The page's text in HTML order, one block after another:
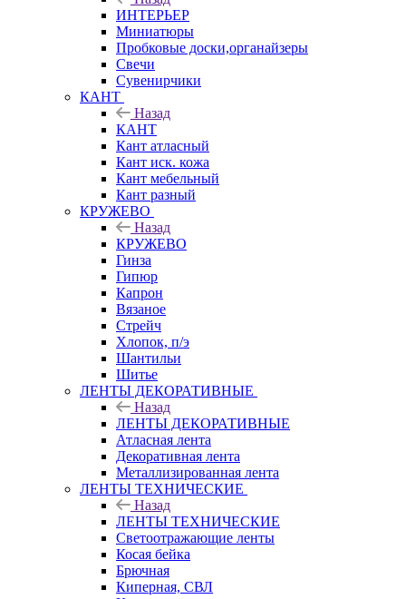
ИНТЕРЬЕР
Миниатюры
Пробковые доски,органайзеры
Свечи
Сувенирчики
КАНТ
Назад
КАНТ
Кант атласный
Кант иск. кожа
Кант мебельный
Кант разный
КРУЖЕВО
Назад
КРУЖЕВО
Гинза
Гипюр
Капрон
Вязаное
Стрейч
Хлопок, п/э
Шантильи
Шитье
ЛЕНТЫ ДЕКОРАТИВНЫЕ
Назад
ЛЕНТЫ ДЕКОРАТИВНЫЕ
Атласная лента
Декоративная лента
Металлизированная лента
ЛЕНТЫ ТЕХНИЧЕСКИЕ
Назад
ЛЕНТЫ ТЕХНИЧЕСКИЕ
Светоотражающие ленты
Косая бейка
Брючная
Киперная, СВЛ